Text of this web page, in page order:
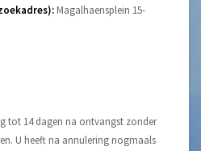
Magalhaensplein 15-
tot 14 dagen na ontvangst zonder
U heeft na annulering nogmaals